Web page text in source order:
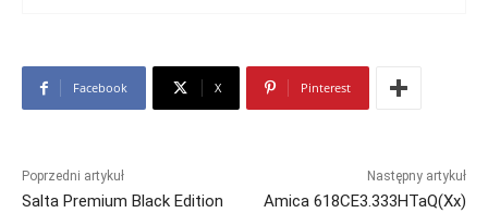
Facebook X Pinterest
Poprzedni artykuł
Salta Premium Black Edition
Następny artykuł
Amica 618CE3.333HTaQ(Xx)